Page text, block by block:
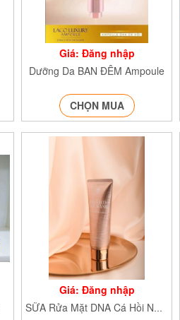
Giá: Đăng nhập
Dưỡng Da BAN ĐÊM Ampoule
CHỌN MUA
Giá: Đăng nhập
SỮA Rửa Mặt DNA Cá Hồi NA/T2/PB/K4